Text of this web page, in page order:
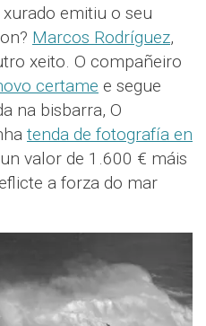
emitiu o seu
Marcos Rodríguez,
xeito. O compañeiro
certame e segue
na bisbarra, O
tenda de fotografía en
valor de 1.600 € máis
a forza do mar